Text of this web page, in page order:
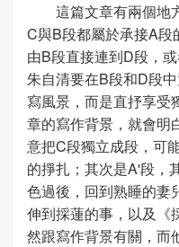
這篇文章有兩個地
C與B段都屬於承接A段
由B段直接連到D段，
朱自清要在B段和D段
寫風景，而是直抒享受
章的寫作背景，就會明
意把C段獨立成段，可
的掙扎；其次是A'段，
色過後，回到熟睡的妻
伸到採蓮的事，以及《
然跟寫作背景有關，而